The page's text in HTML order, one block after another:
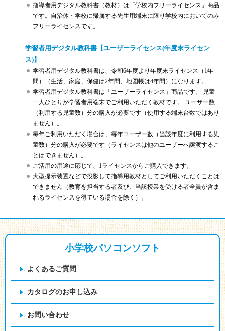
指導者用デジタル教科書（教材）は「学校内フリーライセンス」商品
です。自治体・学校に帰属する先生用端末に限り学校内においてのみ
フリーライセンスです。
学習者用デジタル教科書【ユーザーライセンス(年度末ライセン
ス)】
学習者用デジタル教科書は、令和6年度より年度末ライセンス（1年
間）（生活、家庭、保健は2年間、地図帳は4年間）になります。
学習者用デジタル教科書は「ユーザーライセンス」商品です。 児童
一人ひとりが学習者用端末でご利用いただく教材です。 ユーザー数
（利用する児童数）分の購入が必要です（使用する端末台数ではあり
ません）。
毎年ご利用いただく場合は、毎年ユーザー数（当該年度に利用する児
童数）分の購入が必要です（ライセンスは他のユーザーへ譲渡するこ
とはできません）。
ご活用の用途に応じて、1ライセンスからご購入できます。
大型提示装置などで投影して指導用教材としてご利用いただくことは
できません（教育を担当する者及び、当該授業を受ける者全員が含ま
れるライセンスを得ている場合を除く）。
小学校パソコンソフト
よくあるご質問
カタログのお申し込み
お問い合わせ